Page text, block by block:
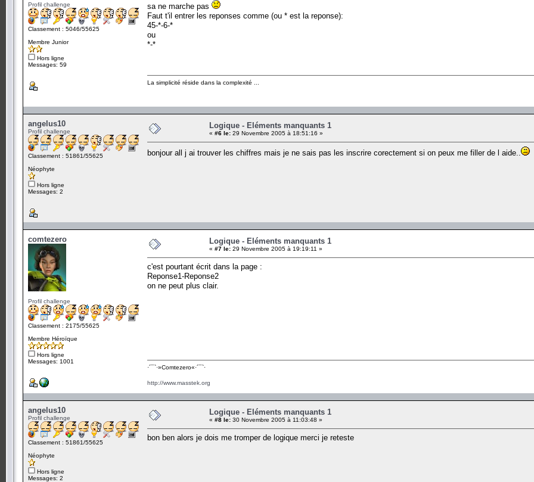
Profil challenge
Classement : 5046/55625
Membre Junior
Hors ligne
Messages: 59
sa ne marche pas
Faut t'il entrer les reponses comme (ou * est la reponse):
45-*-6-*
ou
*-*
La simplicité réside dans la complexité ...
angelus10
Profil challenge
Classement : 51861/55625
Néophyte
Hors ligne
Messages: 2
Logique - Eléments manquants 1
« #6 le: 29 Novembre 2005 à 18:51:16 »
bonjour all j ai trouver les chiffres mais je ne sais pas les inscrire corectement si on peux me filler de l aide..
comtezero
Profil challenge
Classement : 2175/55625
Membre Héroïque
Hors ligne
Messages: 1001
Logique - Eléments manquants 1
« #7 le: 29 Novembre 2005 à 19:19:11 »
c'est pourtant écrit dans la page :
Reponse1-Reponse2
on ne peut plus clair.
·´¯`·­»Comtezero«­·´¯`·
http://www.masstek.org
angelus10
Profil challenge
Classement : 51861/55625
Néophyte
Hors ligne
Messages: 2
Logique - Eléments manquants 1
« #8 le: 30 Novembre 2005 à 11:03:48 »
bon ben alors je dois me tromper de logique merci je reteste